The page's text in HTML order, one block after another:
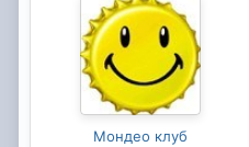
Мондео клуб